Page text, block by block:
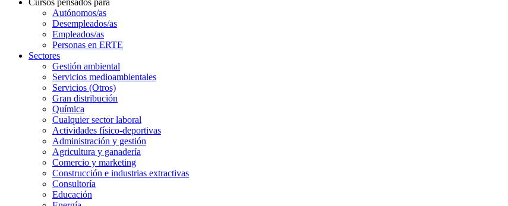
Cursos pensados para
Autónomos/as
Desempleados/as
Empleados/as
Personas en ERTE
Sectores
Gestión ambiental
Servicios medioambientales
Servicios (Otros)
Gran distribución
Química
Cualquier sector laboral
Actividades físico-deportivas
Administración y gestión
Agricultura y ganadería
Comercio y marketing
Construcción e industrias extractivas
Consultoría
Educación